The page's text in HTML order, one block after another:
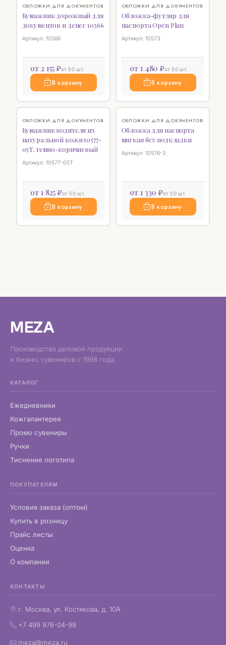
♡
ОБЛОЖКИ ДЛЯ ДОКУМЕНТОВ
Бумажник дорожный для
документов и денег 10566
Артикул: 10566
от 2 155 ₽от 50 шт.
В корзину
♡
ОБЛОЖКИ ДЛЯ ДОКУМЕНТОВ
Обложка-футляр для
паспорта Open Plan
Артикул: 10573
от 1 480 ₽от 50 шт.
В корзину
♡
ОБЛОЖКИ ДЛЯ ДОКУМЕНТОВ
Бумажник водителя из
натуральной кожи 10577-
05T, темно-коричневый
Артикул: 10577-05T
от 1 825 ₽от 50 шт.
В корзину
♡
ОБЛОЖКИ ДЛЯ ДОКУМЕНТОВ
Обложка для паспорта
мягкая без подкладки
Артикул: 10576-3
от 1 330 ₽от 50 шт.
В корзину
MEZA
Производство деловой продукции
и бизнес сувениров с 1998 года.
КАТАЛОГ
Ежедневники
Кожгалантерея
Промо сувениры
Ручки
Тиснение логотипа
ПОКУПАТЕЛЯМ
Условия заказа (оптом)
Купить в розницу
Прайс листы
Оценка
О компании
КОНТАКТЫ
г. Москва, ул. Костякова, д. 10А
+7 499 976-04-98
meza@meza.ru